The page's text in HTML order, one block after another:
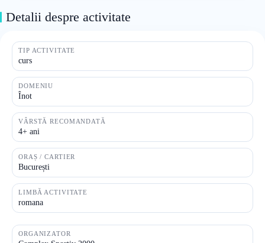
Detalii despre activitate
TIP ACTIVITATE
curs
DOMENIU
Înot
VÂRSTĂ RECOMANDATĂ
4+ ani
ORAȘ / CARTIER
București
LIMBĂ ACTIVITATE
romana
ORGANIZATOR